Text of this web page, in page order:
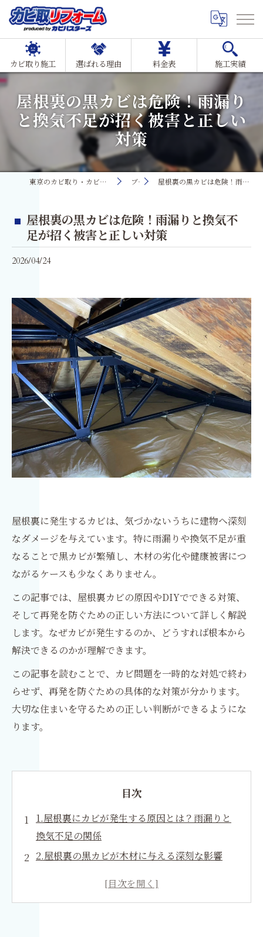
カビ取り施工 選ばれる理由 料金表 施工実績
屋根裏の黒カビは危険！雨漏り
と換気不足が招く被害と正しい
対策
東京のカビ取り・カビ対策ならMIST工法®カビ取リフォーム ブログ 屋根裏の黒カビは危険！雨漏りと換気不足が招く被害と正しい対策
屋根裏の黒カビは危険！雨漏りと換気不
足が招く被害と正しい対策
2026/04/24
屋根裏に発生するカビは、気づかないうちに建物へ深刻
なダメージを与えています。特に雨漏りや換気不足が重
なることで黒カビが繁殖し、木材の劣化や健康被害につ
ながるケースも少なくありません。
この記事では、屋根裏カビの原因やDIYでできる対策、
そして再発を防ぐための正しい方法について詳しく解説
します。なぜカビが発生するのか、どうすれば根本から
解決できるのかが理解できます。
この記事を読むことで、カビ問題を一時的な対処で終わ
らせず、再発を防ぐための具体的な対策が分かります。
大切な住まいを守るための正しい判断ができるようにな
ります。
目次
1.屋根裏にカビが発生する原因とは？雨漏りと
換気不足の関係
2.屋根裏の黒カビが木材に与える深刻な影響